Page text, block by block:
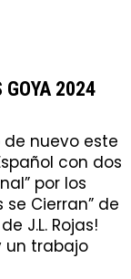
GOYA 2024
nuevo este
con dos
por los
Cierran” de
J.L. Rojas!
un trabajo